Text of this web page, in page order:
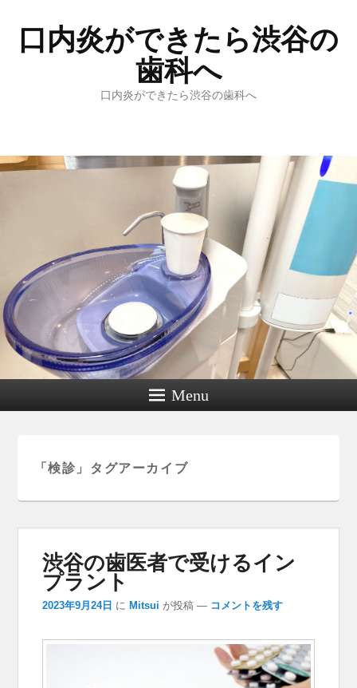
口内炎ができたら渋谷の
歯科へ
口内炎ができたら渋谷の歯科へ
Menu
「検診 」タグアーカイブ
渋谷の歯医者で受けるイン
プラント
2023年9月24日 に Mitsui が投稿 — コメントを残す